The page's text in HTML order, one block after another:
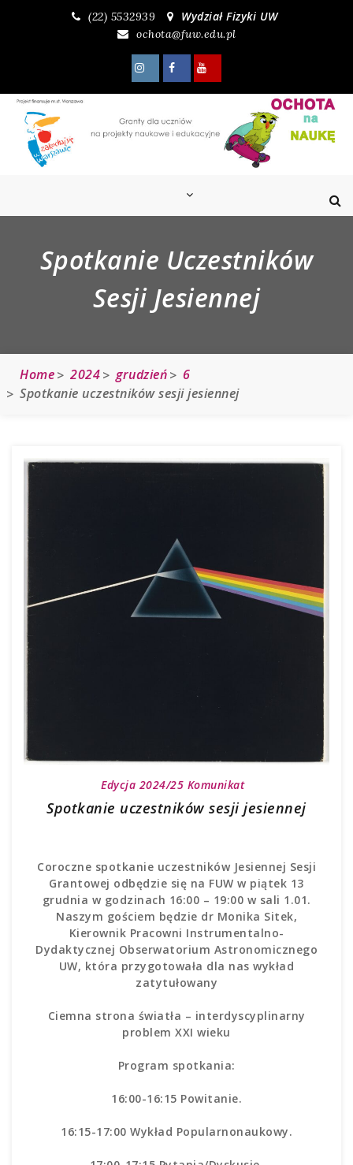
(22) 5532939 Wydział Fizyki UW
ochota@fuw.edu.pl
Spotkanie Uczestników
Sesji Jesiennej
Home 2024 grudzień
6
Spotkanie uczestników sesji jesiennej
Edycja 2024/25 Komunikat
Spotkanie uczestników sesji jesiennej
Coroczne spotkanie uczestników Jesiennej Sesji
Grantowej odbędzie się na FUW w piątek 13
grudnia w godzinach 16:00 – 19:00 w sali 1.01.
Naszym gościem będzie dr Monika Sitek,
Kierownik Pracowni Instrumentalno-
Dydaktycznej Obserwatorium Astronomicznego
UW, która przygotowała dla nas wykład
zatytułowany
Ciemna strona światła – interdyscyplinarny
problem XXI wieku
Program spotkania:
16:00-16:15 Powitanie.
16:15-17:00 Wykład Popularnonaukowy.